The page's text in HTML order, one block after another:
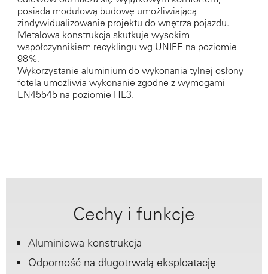
posiada modułową budowę umożliwiającą
zindywidualizowanie projektu do wnętrza pojazdu.
Metalowa konstrukcja skutkuje wysokim
współczynnikiem recyklingu wg UNIFE na poziomie
98%.
Wykorzystanie aluminium do wykonania tylnej osłony
fotela umożliwia wykonanie zgodne z wymogami
EN45545 na poziomie HL3.
Cechy i funkcje
Aluminiowa konstrukcja
Odporność na długotrwałą eksploatację